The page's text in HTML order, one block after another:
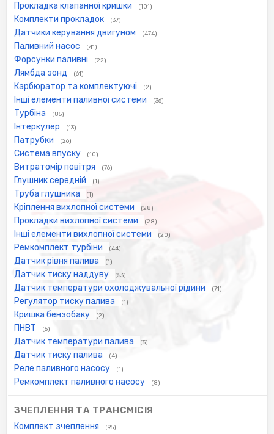
Прокладка клапанної кришки (101)
Комплекти прокладок (37)
Датчики керування двигуном (474)
Паливний насос (41)
Форсунки паливні (22)
Лямбда зонд (61)
Карбюратор та комплектуючі (2)
Інші елементи паливної системи (36)
Турбіна (85)
Інтеркулер (13)
Патрубки (26)
Система впуску (10)
Витратомір повітря (76)
Глушник середній (1)
Труба глушника (1)
Кріплення вихлопної системи (28)
Прокладки вихлопної системи (28)
Інші елементи вихлопної системи (20)
Ремкомплект турбіни (44)
Датчик рівня палива (1)
Датчик тиску наддуву (53)
Датчик температури охолоджувальної рідини (71)
Регулятор тиску палива (1)
Кришка бензобаку (2)
ПНВТ (5)
Датчик температури палива (5)
Датчик тиску палива (4)
Реле паливного насосу (1)
Ремкомплект паливного насосу (8)
ЗЧЕПЛЕННЯ ТА ТРАНСМІСІЯ
Комплект зчеплення (95)